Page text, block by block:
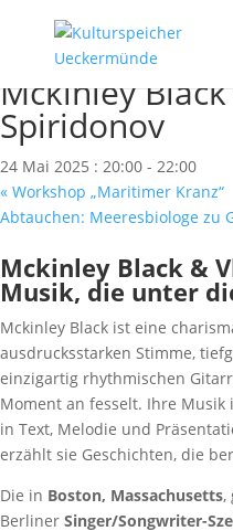
« Alle Veranstaltungen
Diese Veranstaltung hat
Mckinley
Spiridonov
24 Mai 2025 : 20:00 - 22:00
« Workshop „Maritimer Kranz“
Abtauchen: Meeresbiologe zu
Mckinley Black &
Musik, die unter
Mckinley Black ist eine
ausdrucksstarken Stimme,
einzigartig rhythmischen
Moment an fesselt. Ihre
in Text, Melodie und
erzählt sie Geschichten, die
Die in Boston, Massachusetts,
Berliner Singer/Songwriter-